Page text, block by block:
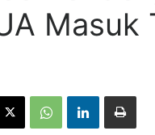
Masuk